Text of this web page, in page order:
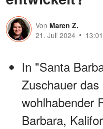
Von Maren Z.
21. Juli 2024
13:01
In "Santa
Zuschauer das
wohlhabender
Barbara,